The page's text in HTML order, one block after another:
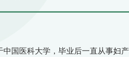
国医科大学，毕业后一直从事妇